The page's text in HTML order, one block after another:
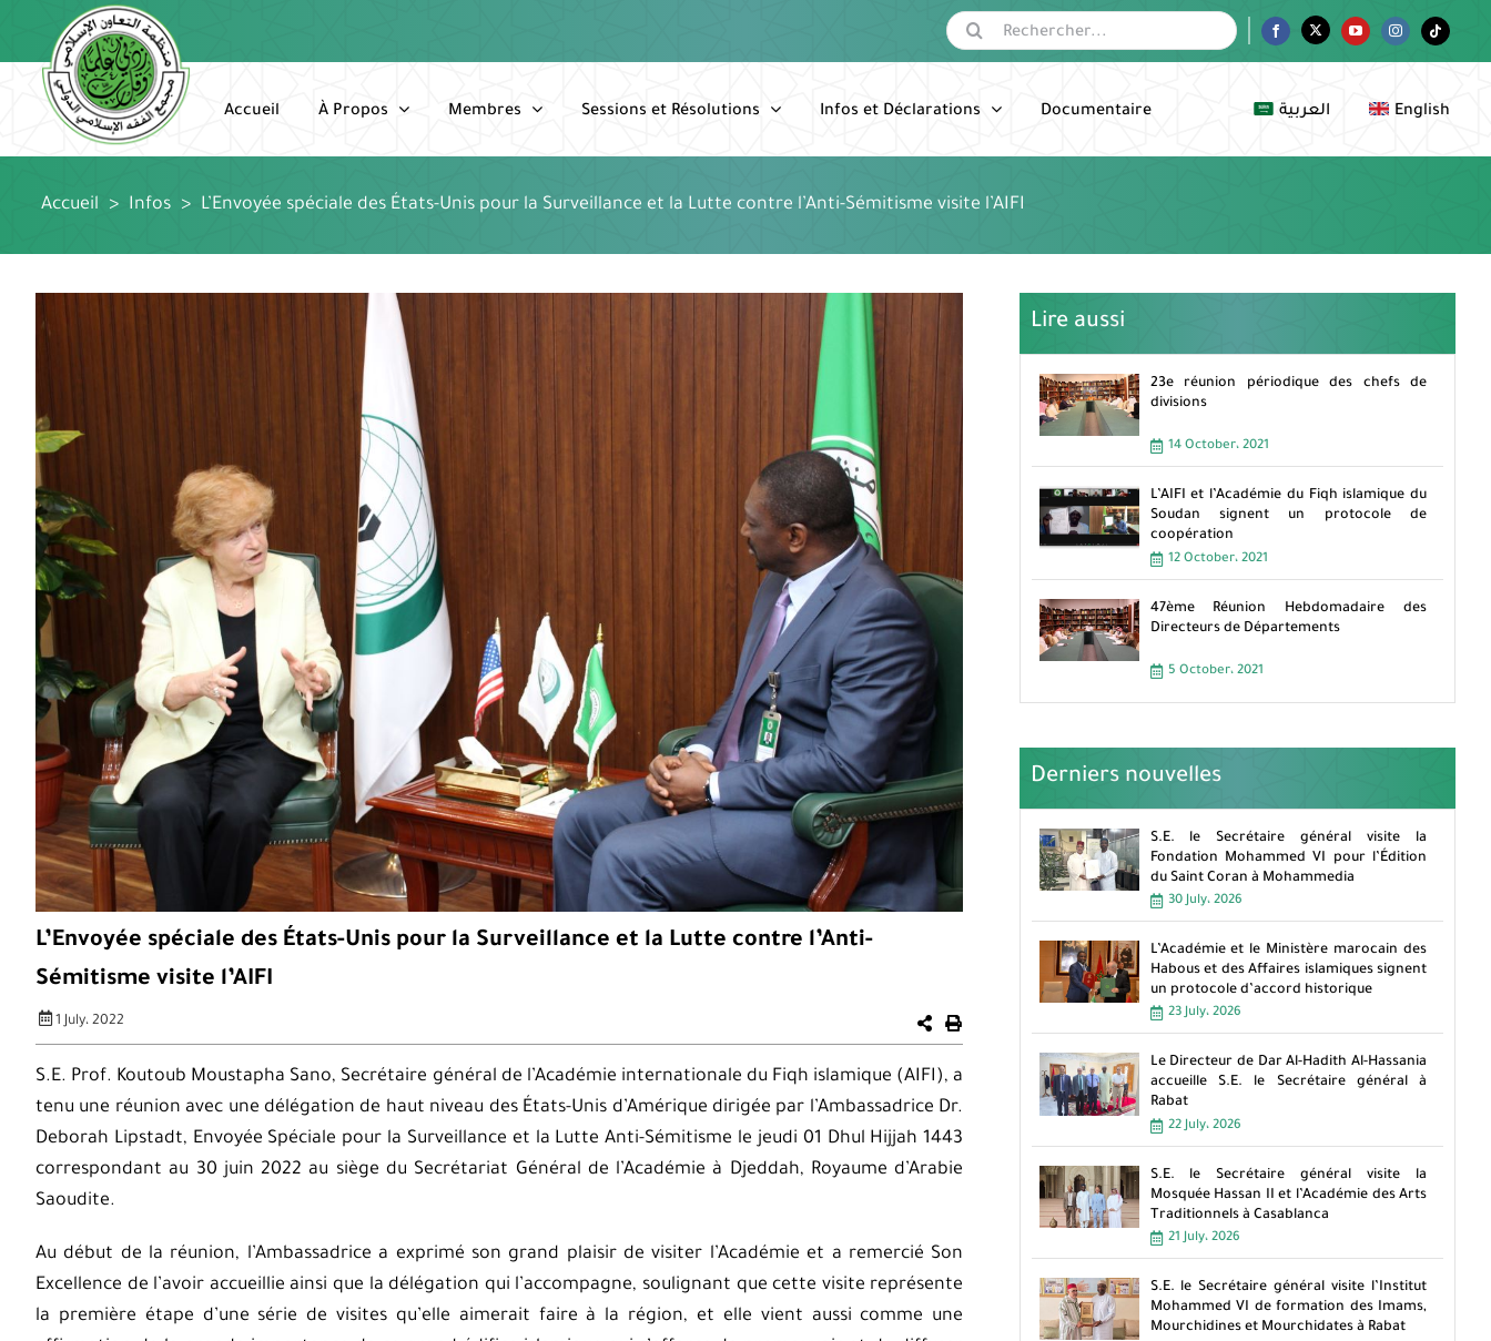
contenu
Rechercher:
FacebookTwitter YouTubeInstagramTiktok
Accueil À Propos Membres Sessions et Résolutions Infos et Déclarations Documentaire العربية English
Accueil > Infos > L’Envoyée spéciale des États-Unis pour la Surveillance et la Lutte contre l’Anti-Sémitisme visite l’AIFI
L’Envoyée spéciale des États-Unis pour la Surveillance et la Lutte contre l’Anti-
Sémitisme visite l’AIFI
1 July، 2022
S.E. Prof. Koutoub Moustapha Sano, Secrétaire général de l’Académie internationale du Fiqh islamique (AIFI), a
tenu une réunion avec une délégation de haut niveau des États-Unis d’Amérique dirigée par l’Ambassadrice Dr.
Deborah Lipstadt, Envoyée Spéciale pour la Surveillance et la Lutte Anti-Sémitisme le jeudi 01 Dhul Hijjah 1443
correspondant au 30 juin 2022 au siège du Secrétariat Général de l’Académie à Djeddah, Royaume d’Arabie
Saoudite.
Au début de la réunion, l’Ambassadrice a exprimé son grand plaisir de visiter l’Académie et a remercié Son
Excellence de l’avoir accueillie ainsi que la délégation qui l’accompagne, soulignant que cette visite représente
la première étape d’une série de visites qu’elle aimerait faire à la région, et elle vient aussi comme une
Lire aussi
23e réunion périodique des chefs de
divisions
14 October، 2021
L’AIFI et l’Académie du Fiqh islamique du
Soudan signent un protocole de
coopération
12 October، 2021
47ème Réunion Hebdomadaire des
Directeurs de Départements
5 October، 2021
Derniers nouvelles
S.E. le Secrétaire général visite la
Fondation Mohammed VI pour l’Édition
du Saint Coran à Mohammedia
30 July، 2026
L’Académie et le Ministère marocain des
Habous et des Affaires islamiques signent
un protocole d’accord historique
23 July، 2026
Le Directeur de Dar Al-Hadith Al-Hassania
accueille S.E. le Secrétaire général à
Rabat
22 July، 2026
S.E. le Secrétaire général visite la
Mosquée Hassan II et l’Académie des Arts
Traditionnels à Casablanca
21 July، 2026
S.E. le Secrétaire général visite l’Institut
Mohammed VI de formation des Imams,
Mourchidines et Mourchidates à Rabat